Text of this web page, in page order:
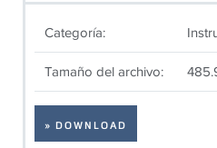
Categoría:
Tamaño del archivo:
» DOWNLOAD